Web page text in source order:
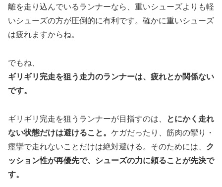
離を走り込んでいるランナーなら、重いシューズよりも軽
いシューズの方が圧倒的に有利です。確かに重いシューズ
は疲れますからね。
でもね、
ギリギリ完走を狙う走力のランナーは、疲れとか関係ない
です。
ギリギリ完走を狙うランナーが目指すのは、
とにかく走れ
ない状態だけは避けること。 ケガだったり、筋肉の攣り・
痙攣で走れないことだけは絶対避ける。そのためには、 ク
ッション性が再優先で、シューズの力に頼ることが先決で
す。